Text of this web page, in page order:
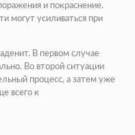
и покраснение.
могут усиливаться при
В первом случае
Во второй ситуации
процесс, а затем уже
всего к